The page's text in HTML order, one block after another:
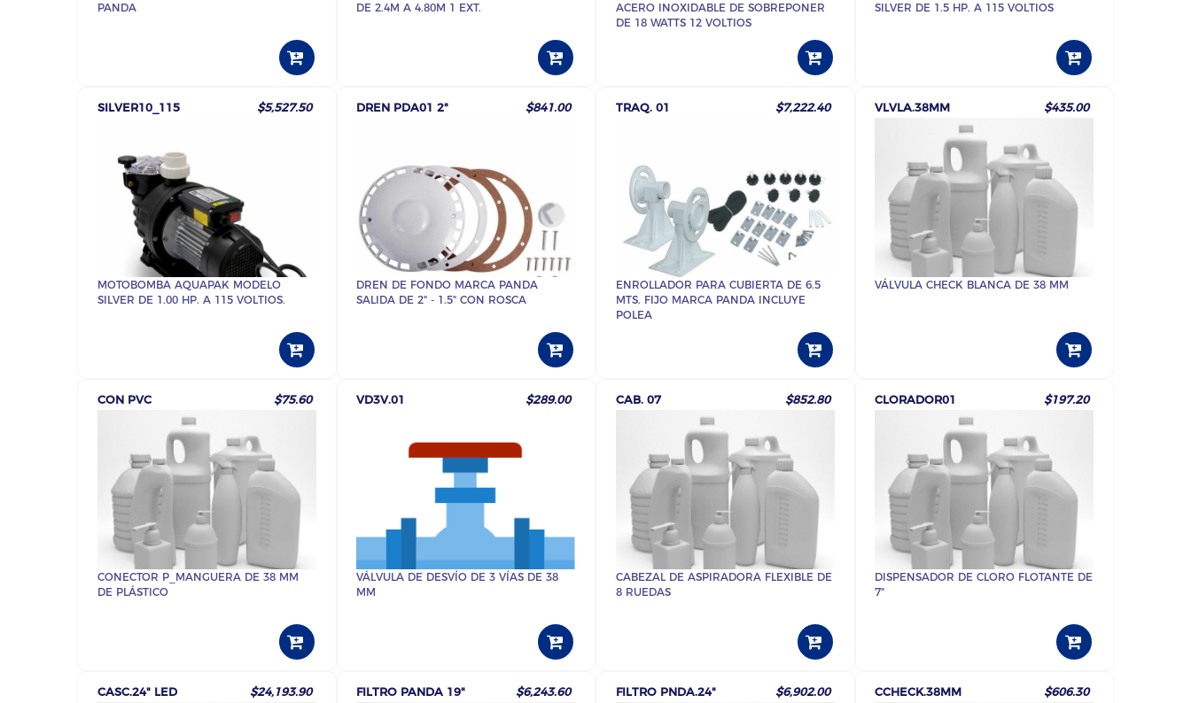
PANDA
DE 2.4M A 4.80M 1 EXT.
ACERO INOXIDABLE DE SOBREPONER
DE 18 WATTS 12 VOLTIOS
SILVER DE 1.5 HP. A 115 VOLTIOS
SILVER10_115 $5,527.50
MOTOBOMBA AQUAPAK MODELO
SILVER DE 1.00 HP. A 115 VOLTIOS.
DREN PDA01 2" $841.00
DREN DE FONDO MARCA PANDA
SALIDA DE 2" - 1.5" CON ROSCA
TRAQ. 01 $7,222.40
ENROLLADOR PARA CUBIERTA DE 6.5
MTS. FIJO MARCA PANDA INCLUYE
POLEA
VLVLA.38MM $435.00
VÁLVULA CHECK BLANCA DE 38 MM
CON PVC $75.60
CONECTOR P_MANGUERA DE 38 MM
DE PLÁSTICO
VD3V.01 $289.00
VÁLVULA DE DESVÍO DE 3 VÍAS DE 38
MM
CAB. 07 $852.80
CABEZAL DE ASPIRADORA FLEXIBLE DE
8 RUEDAS
CLORADOR01 $197.20
DISPENSADOR DE CLORO FLOTANTE DE
7"
CASC.24" LED $24,193.90 FILTRO PANDA 19" $6,243.60 FILTRO PNDA.24" $6,902.00 CCHECK.38MM $606.30